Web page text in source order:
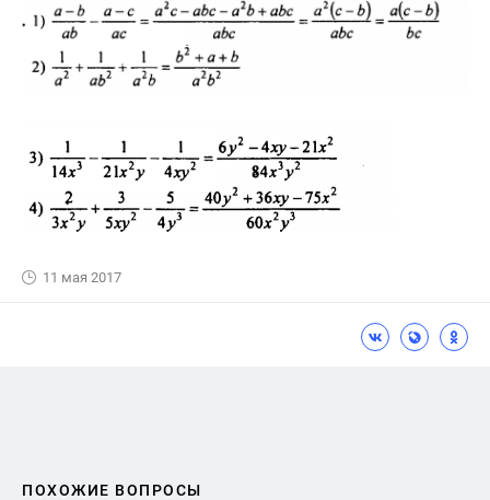
11 мая 2017
ПОХОЖИЕ ВОПРОСЫ